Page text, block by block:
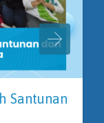
Santunan